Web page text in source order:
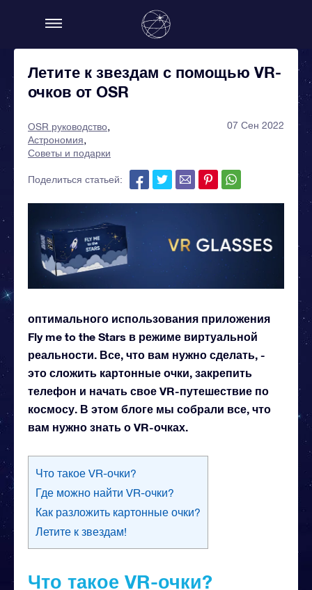
Летите к звездам с помощью VR-
очков от OSR
OSR руководство
Астрономия
Советы и подарки
07 Сен 2022
Поделиться статьей:
оптимального использования приложения
Fly me to the Stars в режиме виртуальной
реальности. Все, что вам нужно сделать, -
это сложить картонные очки, закрепить
телефон и начать свое VR-путешествие по
космосу. В этом блоге мы собрали все, что
вам нужно знать о VR-очках.
Что такое VR-очки?
Где можно найти VR-очки?
Как разложить картонные очки?
Летите к звездам!
Что такое VR-очки?